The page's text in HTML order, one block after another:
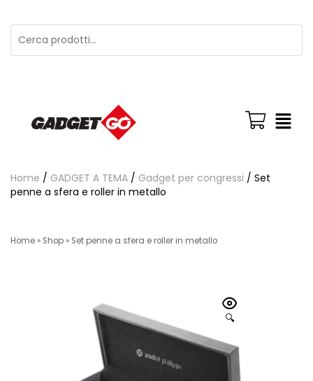
Home / GADGET A TEMA / Gadget per congressi / Set
penne a sfera e roller in metallo
Home » Shop » Set penne a sfera e roller in metallo
🔍